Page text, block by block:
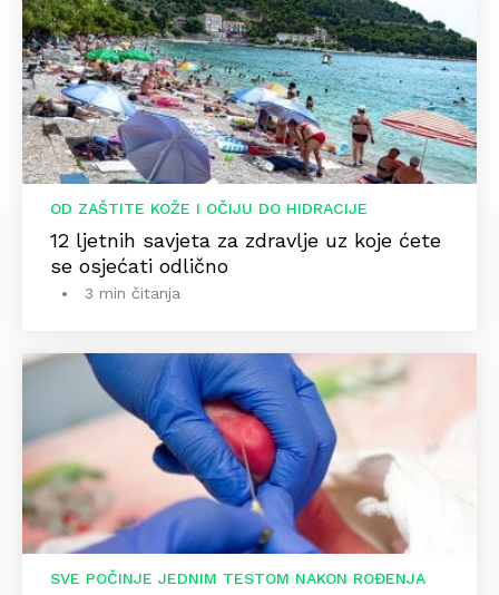
OD ZAŠTITE KOŽE I OČIJU DO HIDRACIJE
12 ljetnih savjeta za zdravlje uz koje ćete
se osjećati odlično
3 min čitanja
SVE POČINJE JEDNIM TESTOM NAKON ROĐENJA